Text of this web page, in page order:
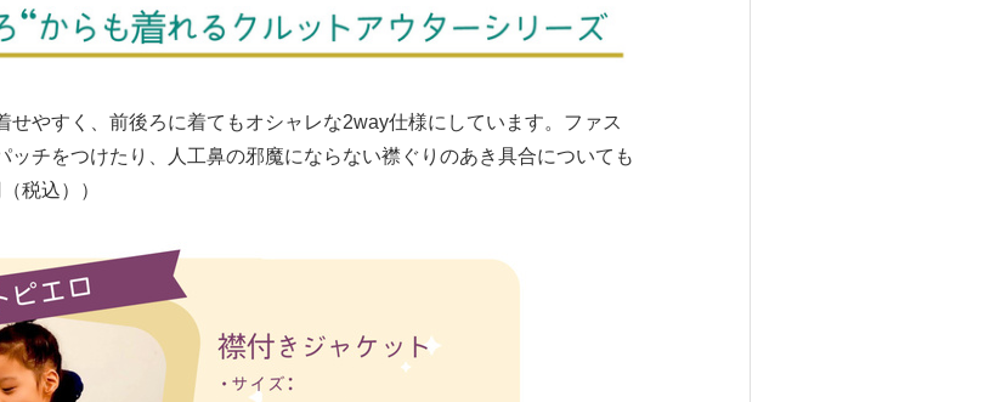
せやすく、前後ろに着てもオシャレな2way仕様にしています。ファス
ッチをつけたり、人工鼻の邪魔にならない襟ぐりのあき具合についても
税込））